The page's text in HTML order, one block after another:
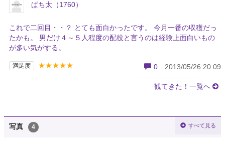
ぱち太（1760）
これで二回目・・？ とても面白かったです。 今月一番の収穫だっ
たかも。 男だけ４～５人程度の配役と言うのは経験上面白いもの
が多い気がする。
満足度 ★★★★★ 0 2013/05/26 20:09
観てきた！一覧へ
写真 4 すべて見る